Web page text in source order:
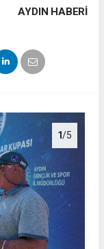
AYDIN HABERİ
1/5